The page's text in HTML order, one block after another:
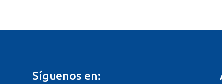
Síguenos en: